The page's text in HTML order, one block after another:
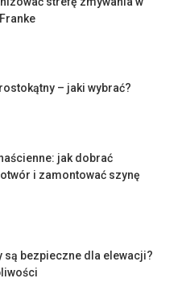
– jaki wybrać?
jak dobrać
i zamontować szynę
są bezpieczne dla elewacji?